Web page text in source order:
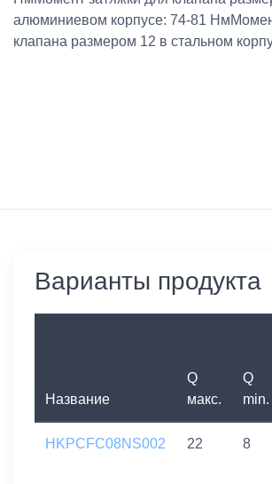
алюминиевом корпусе: 74-81
клапана размером 12 в стальном
Варианты продукта
Название
Q
макс.
Q
min.
HKPCFC08NS002 22 8